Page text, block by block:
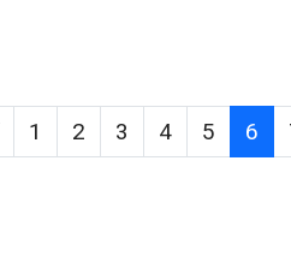
1 2 3 4 5 6